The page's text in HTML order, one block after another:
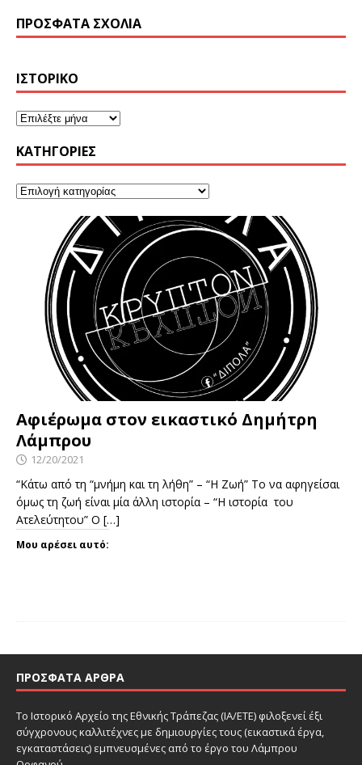
ΠΡΌΣΦΑΤΑ ΣΧΌΛΙΑ
ΙΣΤΟΡΙΚΌ
KΑΤΗΓΟΡΊΕΣ
Αφιέρωμα στον εικαστικό Δημήτρη
Λάμπρου
12/20/2021
“Κάτω από τη “μνήμη και τη λήθη” – “Η Ζωή” Το να αφηγείσαι
όμως τη ζωή είναι μία άλλη ιστορία – “Η ιστορία του
Ατελεύτητου” Ο […]
Μου αρέσει αυτό:
ΠΡΌΣΦΑΤΑ ΆΡΘΡΑ
Το Ιστορικό Αρχείο της Εθνικής Τράπεζας (ΙΑ/ΕΤΕ) φιλοξενεί έξι
σύγχρονους καλλιτέχνες με δημιουργίες τους (εικαστικά έργα,
εγκαταστάσεις) εμπνευσμένες από το έργο του Λάμπρου